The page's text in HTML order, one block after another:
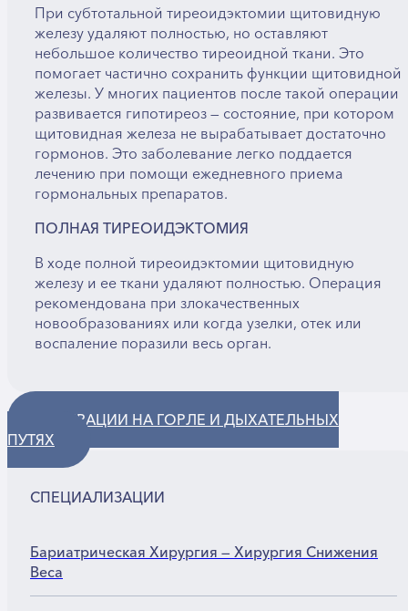
При субтотальной тиреоидэктомии щитовидную
железу удаляют полностью, но оставляют
небольшое количество тиреоидной ткани. Это
помогает частично сохранить функции щитовидной
железы. У многих пациентов после такой операции
развивается гипотиреоз — состояние, при котором
щитовидная железа не вырабатывает достаточно
гормонов. Это заболевание легко поддается
лечению при помощи ежедневного приема
гормональных препаратов.
ПОЛНАЯ ТИРЕОИДЭКТОМИЯ
В ходе полной тиреоидэктомии щитовидную
железу и ее ткани удаляют полностью. Операция
рекомендована при злокачественных
новообразованиях или когда узелки, отек или
воспаление поразили весь орган.
ОПЕРАЦИИ НА ГОРЛЕ И ДЫХАТЕЛЬНЫХ
ПУТЯХ
СПЕЦИАЛИЗАЦИИ
Бариатрическая Хирургия — Хирургия Снижения
Веса